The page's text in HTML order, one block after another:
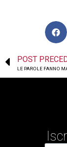
POST
LE PAROLE FANNO